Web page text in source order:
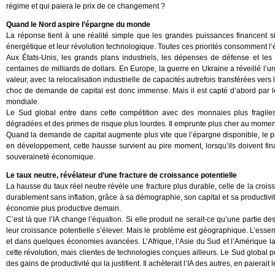
régime et qui paiera le prix de ce changement ?
Quand le Nord aspire l’épargne du monde
La réponse tient à une réalité simple que les grandes puissances financent
énergétique et leur révolution technologique. Toutes ces priorités consomment
Aux États-Unis, les grands plans industriels, les dépenses de défense et
centaines de milliards de dollars. En Europe, la guerre en Ukraine a réveillé
valeur, avec la relocalisation industrielle de capacités autrefois transférées
choc de demande de capital est donc immense. Mais il est capté d’abord
mondiale.
Le Sud global entre dans cette compétition avec des monnaies plus
dégradées et des primes de risque plus lourdes. Il emprunte plus cher au
Quand la demande de capital augmente plus vite que l’épargne disponible, le
en développement, cette hausse survient au pire moment, lorsqu’ils doivent
souveraineté économique.
Le taux neutre, révélateur d’une fracture de croissance potentielle
La hausse du taux réel neutre révèle une fracture plus durable, celle de la
durablement sans inflation, grâce à sa démographie, son capital et sa
économie plus productive demain.
C’est là que l’IA change l’équation. Si elle produit ne serait-ce qu’une partie
leur croissance potentielle s’élever. Mais le problème est géographique.
et dans quelques économies avancées. L’Afrique, l’Asie du Sud et
cette révolution, mais clientes de technologies conçues ailleurs. Le Sud global
des gains de productivité qui la justifient. Il achèterait l’IA des autres, en